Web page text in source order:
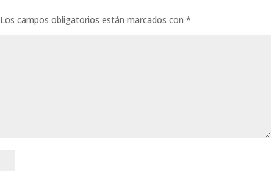
Los campos obligatorios están marcados con*